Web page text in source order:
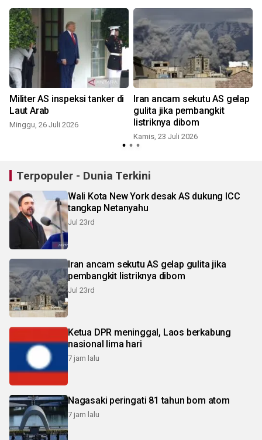
Militer AS inspeksi tanker di
Laut Arab
Minggu, 26 Juli 2026
Iran ancam sekutu AS gelap
gulita jika pembangkit
listriknya dibom
Kamis, 23 Juli 2026
Terpopuler - Dunia Terkini
Wali Kota New York desak AS dukung ICC
tangkap Netanyahu
Jul 23rd
Iran ancam sekutu AS gelap gulita jika
pembangkit listriknya dibom
Jul 23rd
Ketua DPR meninggal, Laos berkabung
nasional lima hari
7 jam lalu
Nagasaki peringati 81 tahun bom atom
7 jam lalu